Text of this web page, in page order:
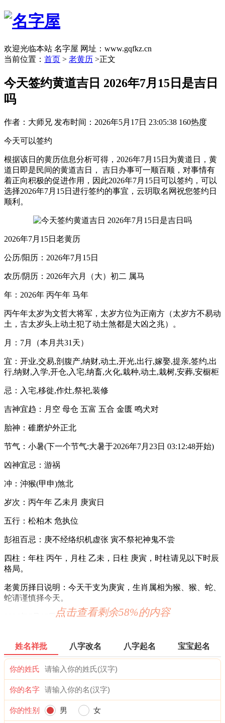
欢迎光临本站 名字屋 网址：www.gqfkz.cn
当前位置： 首页 > 老黄历 >正文
今天签约黄道吉日 2026年7月15日是吉日
吗
作者：大师兄 发布时间：2026年5月17日 23:05:38 160热度
今天可以签约
根据该日的黄历信息分析可得，2026年7月15日为黄道日，黄
道日即是民间的黄道吉日， 吉日办事可一顺百顺，对事情有
着正向积极的促进作用，因此2026年7月15日可以签约，可以
选择2026年7月15日进行签约的事宜，云玥取名网祝您签约日
顺利。
2026年7月15日老黄历
公历/阳历：2026年7月15日
农历/阴历：2026年六月（大）初二 属马
年：2026年 丙午年 马年
丙午年太岁为文哲大将军，太岁方位为正南方（太岁方不易动
土，古太岁头上动土犯了动土煞都是大凶之兆）。
月：7月（本月共31天）
宜：开业,交易,剖腹产,纳财,动土,开光,出行,嫁娶,提亲,签约,出
行,纳财,入学,开仓,入宅,纳畜,火化,栽种,动土,栽树,安葬,安橱柜
忌：入宅,移徙,作灶,祭祀,装修
吉神宜趋：月空 母仓 五富 五合 金匮 鸣犬对
胎神：碓磨炉外正北
节气：小暑(下一个节气:大暑于2026年7月23日 03:12:48开始)
凶神宜忌：游祸
冲：沖猴(甲申)煞北
岁次：丙午年 乙未月 庚寅日
五行：松柏木 危执位
彭祖百忌：庚不经络织机虚张 寅不祭祀神鬼不尝
四柱：年柱 丙午，月柱 乙未，日柱 庚寅，时柱请见以下时辰
格局。
老黄历择日说明：今天干支为庚寅，生肖属相为猴、猴、蛇、
蛇请谨慎择今天。
2026年7月15日时辰吉凶
宜：订婚 嫁娶 开业 安葬 见贵 求财
忌：祭祀 祈福 斋醮 开光 赴任 出行
1时-3时 丁丑时： 沖羊 煞东 时沖丁未 路空 天地 贵人
宜：合嵴 嫁娶 修造 安葬
点击查看剩余58%的内容
姓名祥批 八字改名 八字起名 宝宝起名
你的姓氏
你的名字
你的性别 男 女